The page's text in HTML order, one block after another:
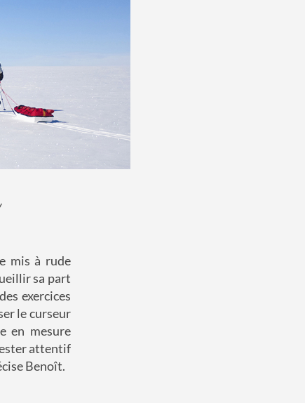
mis à rude
sa part
exercices
le curseur
en mesure
attentif
Benoît.